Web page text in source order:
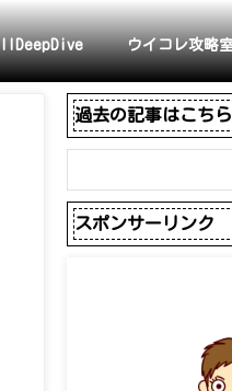
ウイコレ攻略
過去の記事はこち
スポンサーリンク